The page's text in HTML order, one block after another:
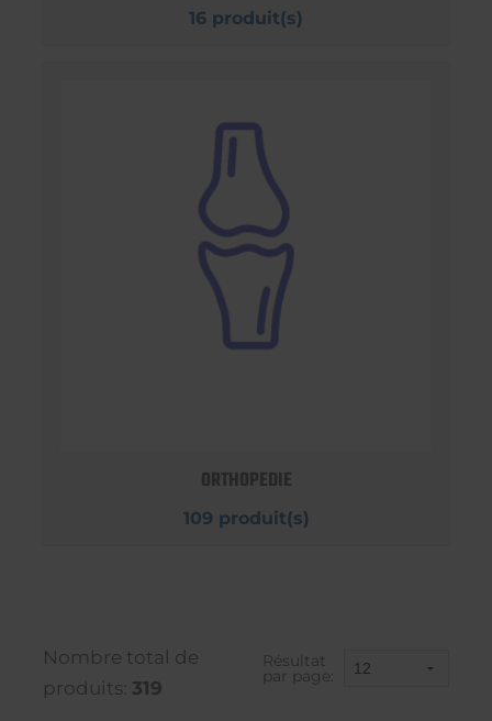
16 produit(s)
ORTHOPEDIE
109 produit(s)
Nombre total de
produits: 319
Résultat
par page: